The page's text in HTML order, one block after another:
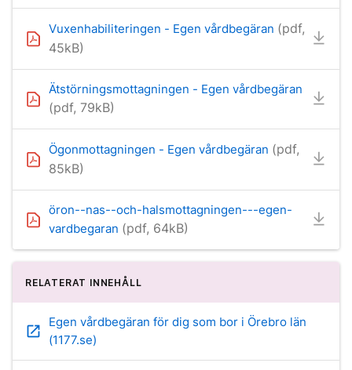
Vuxenhabiliteringen - Egen vårdbegäran (pdf,
45kB)
Ätstörningsmottagningen - Egen vårdbegäran
(pdf, 79kB)
Ögonmottagningen - Egen vårdbegäran (pdf,
85kB)
öron--nas--och-halsmottagningen---egen-
vardbegaran (pdf, 64kB)
RELATERAT INNEHÅLL
open_in_new
Egen vårdbegäran för dig som bor i Örebro län
(1177.se)